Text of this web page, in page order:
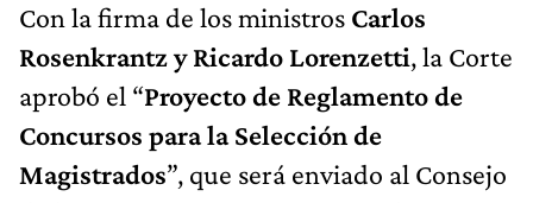
Con la firma de los ministros Carlos
Rosenkrantz y Ricardo Lorenzetti, la Corte
aprobó el “Proyecto de Reglamento de
Concursos para la Selección de
Magistrados”, que será enviado al Consejo